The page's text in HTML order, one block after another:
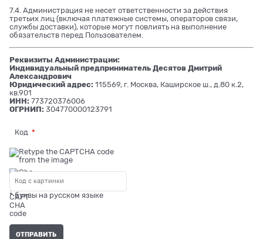
7.4. Администрация не несет ответственности за действия
третьих лиц (включая платежные системы, операторов связи,
службы доставки), которые могут повлиять на выполнение
обязательств перед Пользователем.
Реквизиты Администрации:
Индивидуальный предприниматель Десятов Дмитрий
Александрович
Юридический адрес: 115569, г. Москва, Каширское ш., д.80 к.2,
кв.901
ИНН: 773720376006
ОГРНИП: 304770000123791
Код
* буквы на русском языке